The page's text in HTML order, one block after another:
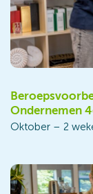
Ondernemen
Oktober – 2